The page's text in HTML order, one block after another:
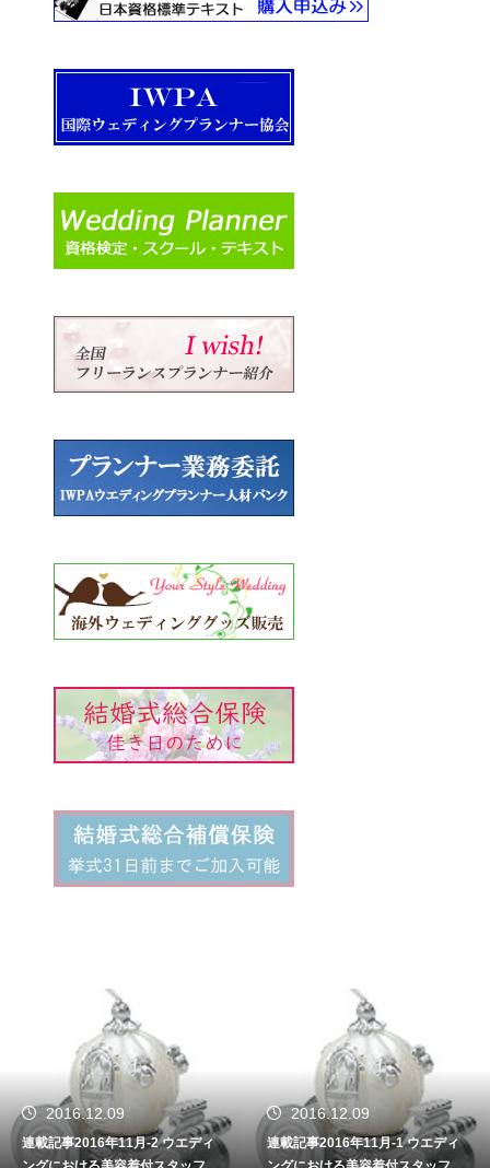
2016.12.09
連載記事2016年11月-2 ウエディ
2016.12.09
連載記事2016年11月-1 ウエディ